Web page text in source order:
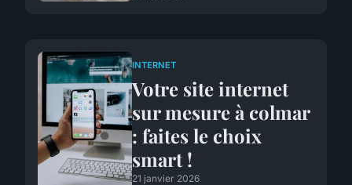
INTERNET
Votre site internet
sur mesure à colmar
: faites le choix
smart !
21 janvier 2026